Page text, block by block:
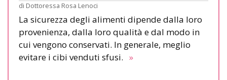
di Dottoressa Rosa Lenoci
La sicurezza degli alimenti dipende dalla loro
provenienza, dalla loro qualità e dal modo in
cui vengono conservati. In generale, meglio
evitare i cibi venduti sfusi. »